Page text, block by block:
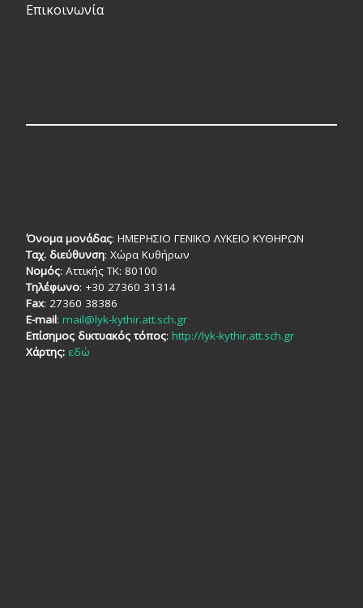
Επικοινωνία
Όνομα μονάδας: ΗΜΕΡΗΣΙΟ ΓΕΝΙΚΟ ΛΥΚΕΙΟ ΚΥΘΗΡΩΝ
Ταχ. διεύθυνση: Χώρα Κυθήρων
Νομός: Αττικής TK: 80100
Τηλέφωνο: +30 27360 31314
Fax: 27360 38386
E-mail: mail@lyk-kythir.att.sch.gr
Επίσημος δικτυακός τόπος: http://lyk-kythir.att.sch.gr
Χάρτης: εδώ